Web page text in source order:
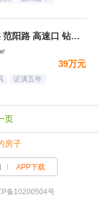
急售 豪华装修 中间楼层 范阳路 高速口 钻石广场
39万元
证满五年
页
房子
APP下载
备10200504号